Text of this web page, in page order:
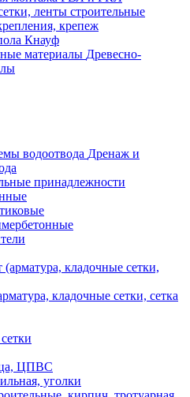
ленты строительные
крепеж
Кнауф
Древесно-
Дренаж и
принадлежности
кладочные сетки, сетка
ЦПВС
уголки